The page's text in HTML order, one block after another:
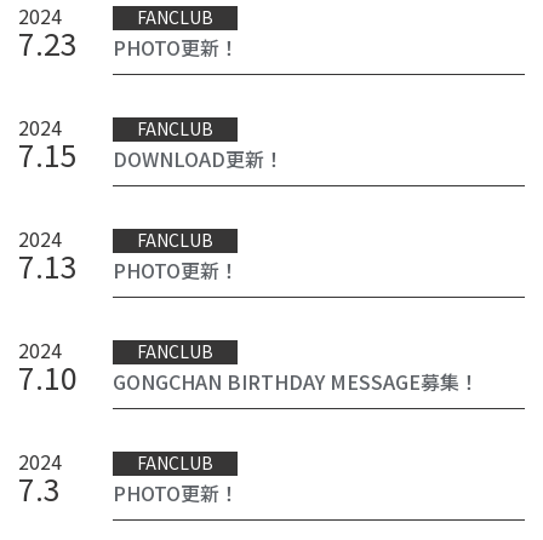
2024
7.23
FANCLUB
PHOTO更新！
2024
7.15
FANCLUB
DOWNLOAD更新！
2024
7.13
FANCLUB
PHOTO更新！
2024
7.10
FANCLUB
GONGCHAN BIRTHDAY MESSAGE募集！
2024
7.3
FANCLUB
PHOTO更新！